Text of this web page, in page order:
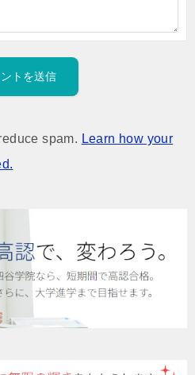
spam. Learn how your